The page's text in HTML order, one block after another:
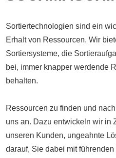
Sortiertechnologien sind ein
Erhalt von Ressourcen. Wir
Sortiersysteme, die
bei, immer knapper werdende
behalten.
Ressourcen zu finden und
uns an. Dazu entwickeln wir in
unseren Kunden, ungeahnte
darauf, Sie dabei mit